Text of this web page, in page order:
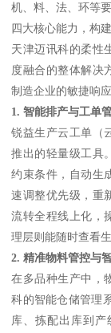
机、料、法、环等
四大核心能力，构
天津迈讯科的柔性
度融合的整体解决
制造企业的敏捷响应
1. 智能排产与工单
锐益生产云工单（
推出的轻量级工具
约束条件，自动生
速调整优先级，重
流转全程线上化，
理层则能随时查看
2. 精准物料管控与
在多品种生产中，
科的智能仓储管理
库、拣配出库到产